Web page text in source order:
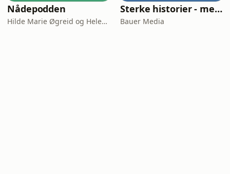
Nådepodden
Hilde Marie Øgreid og Helene Benedikte Granum-Aanestad
Sterke historier - med Tore Strømøy
Bauer Media